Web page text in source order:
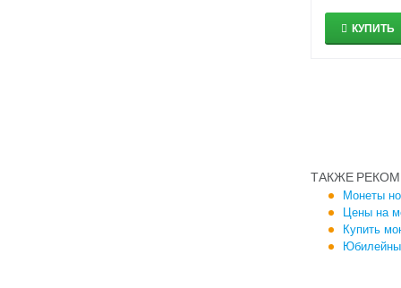
КУПИТЬ
ТАКЖЕ
Монеты
Цены на
Купить